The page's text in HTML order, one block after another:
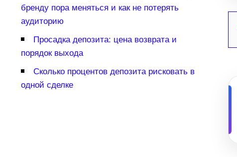
ренду пора меняться и как не потерять
аудиторию
Просадка депозита: цена возврата и
порядок выхода
Сколько процентов депозита рисковать
одной сделке